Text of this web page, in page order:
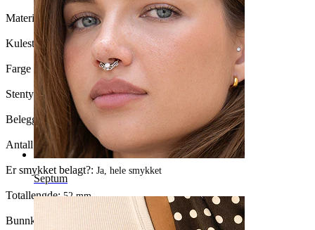
Septum
Materiale: Kirurgisk stål
Kulestørrelse:5 mm.
Farge på sten:
Stentype: Kubisk Zirkonia
Beleggtype:PVD-belegg
Antall enheter:1
Er smykket belagt?: Ja, hele smykket
Totallengde:52 mm.
Bunnkule: